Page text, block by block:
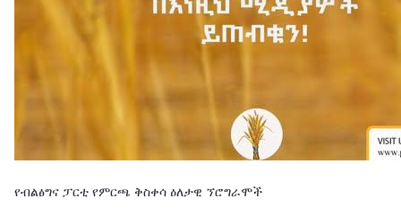
የብልፅግና ፓርቲ የምርጫ ቅስቀሳ ዕለታዊ ኘሮግራሞች